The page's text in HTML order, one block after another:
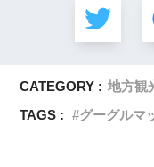
CATEGORY : 地方観
TAGS :
グーグルマ